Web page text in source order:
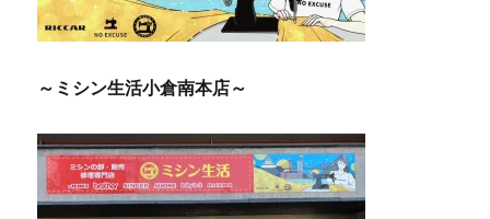
～ミシン生活小倉南本店～